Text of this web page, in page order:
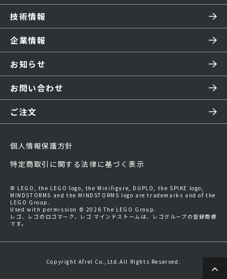
技術情報
企業情報
お知らせ
お問い合わせ
ご注文
個人情報保護方針
特定商取引に関する法律に基づく表示
© LEGO, the LEGO logo, the Minifigure, DUPLO, the SPIKE logo,
MINDSTORMS and the MINDSTORMS logo are trademarks and of the
LEGO Group.
Used with permission © 2026 The LEGO Group.
レゴ、レゴのロゴマーク、レゴ マインドストームは、レゴグループの登録商標
です。
Copyright Afrel Co.,Ltd.All Rights Reserved.